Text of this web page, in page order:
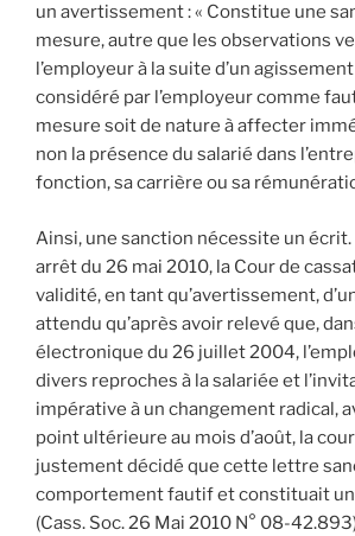
un avertissement : « Constitue une
mesure, autre que les observations
l’employeur à la suite d’un
considéré par l’employeur comme
mesure soit de nature à affecter
non la présence du salarié dans
fonction, sa carrière ou sa
Ainsi, une sanction nécessite un écrit.
arrêt du 26 mai 2010, la Cour de
validité, en tant qu’avertissement,
attendu qu’après avoir relevé que,
électronique du 26 juillet 2004,
divers reproches à la salariée et
impérative à un changement radical,
point ultérieure au mois d’août, la cour
justement décidé que cette lettre
comportement fautif et constituait
(Cass. Soc. 26 Mai 2010 N° 08-